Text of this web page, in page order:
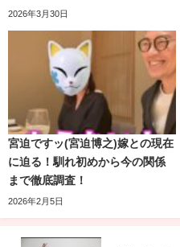
2026年3月30日
宮迫ですッ(宮迫博之)嫁との現在
に迫る！馴れ初めから今の関係
まで徹底調査！
2026年2月5日